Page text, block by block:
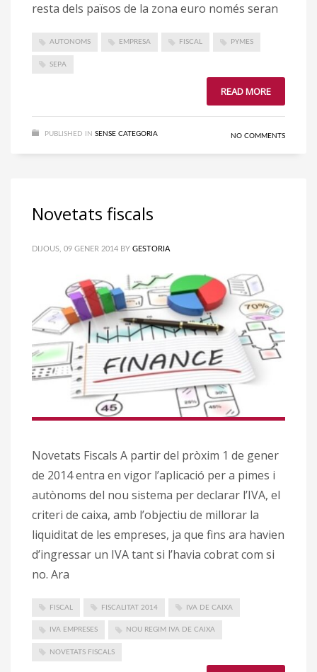
resta dels països de la zona euro només seran
AUTONOMS EMPRESA FISCAL PYMES
SEPA
READ MORE
PUBLISHED IN SENSE CATEGORIA NO COMMENTS
Novetats fiscals
DIJOUS, 09 GENER 2014 BY GESTORIA
Novetats Fiscals A partir del pròxim 1 de gener
de 2014 entra en vigor l’aplicació per a pimes i
autònoms del nou sistema per declarar l’IVA, el
criteri de caixa, amb l’objectiu de millorar la
liquiditat de les empreses, ja que fins ara havien
d’ingressar un IVA tant si l’havia cobrat com si
no. Ara
FISCAL FISCALITAT 2014 IVA DE CAIXA
IVA EMPRESES NOU REGIM IVA DE CAIXA
NOVETATS FISCALS